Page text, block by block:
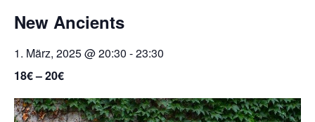
New Ancients
1. März, 2025 @ 20:30 -23:30
18€ – 20€